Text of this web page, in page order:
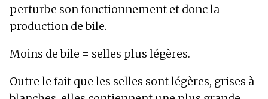
perturbe son fonctionnement et donc la
production de bile.
Moins de bile = selles plus légères.
Outre le fait que les selles sont légères, grises à